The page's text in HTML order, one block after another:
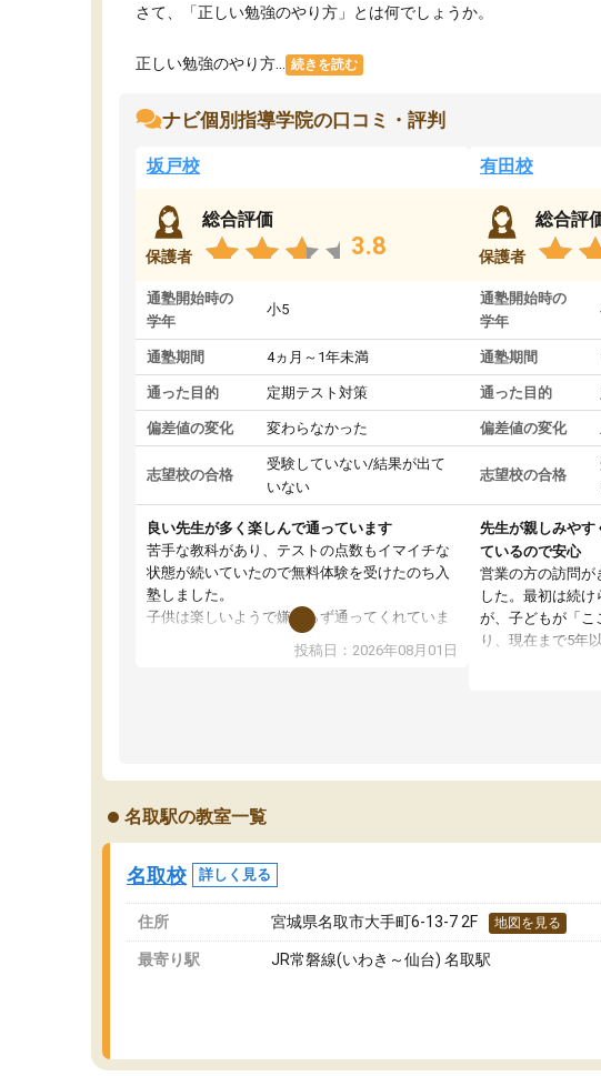
さて、「正しい勉強のやり方」とは何でしょうか。
正しい勉強のやり方... 続きを読む
ナビ個別指導学院の口コミ・評判
坂戸校
保護者
総合評価
3.8
通塾開始時の
学年
小5
通塾期間 4ヵ月～1年未満
通った目的 定期テスト対策
偏差値の変化 変わらなかった
志望校の合格
受験していない/結果が出て
いない
良い先生が多く楽しんで通っています
苦手な教科があり、テストの点数もイマイチな
状態が続いていたので無料体験を受けたのち入
塾しました。
子供は楽しいようで嫌がらず通ってくれていま
先生は良い方が多く、いつも笑顔で対応して頂
ングを利用または路上駐車をするしかない点が
投稿日：2026年08月01日
有田校
保護者
総合評
通塾開始時の
学年
通塾期間
通った目的
偏差値の変化
志望校の合格
先生が親しみやす
ているので安心
営業の方の訪問が
した。最初は続
が、子どもが「こ
り、現在まで5年
業はとても分か
方や、子どもに
お世話になりたい
名取駅の教室一覧
名取校 詳しく見る
住所 宮城県名取市大手町6-13-7 2F 地図を見る
最寄り駅 JR常磐線(いわき～仙台) 名取駅